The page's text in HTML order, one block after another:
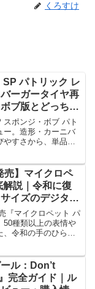
くろすけ
SP パトリック レ
ーガータイヤ再
ブ版とどっち買
スポンジ・ボブ パト
ー。造形・カーニバ
すさから、単品買
売】マイクロペ
解説｜令和に復
イズのデジタル
ミー】
『マイクロペット パ
50種類以上の表情や
令和の手のひらサ
ル：Don’t
完全ガイド｜ル